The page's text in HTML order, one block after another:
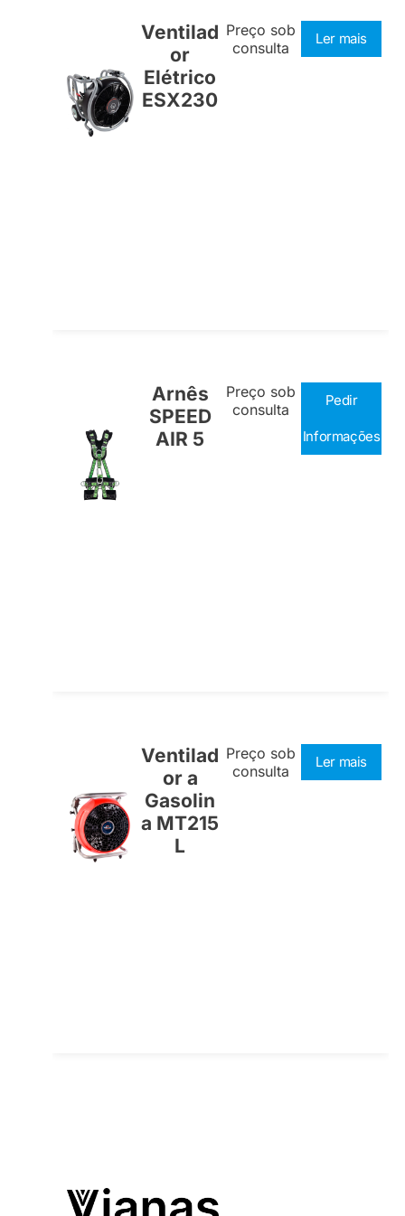
Ventilad
or
Elétrico
ESX230
Preço sob
consulta
Ler mais
Arnês
SPEED
AIR 5
Preço sob
consulta
Pedir
Informações
Ventilad
or a
Gasolin
a MT215
L
Preço sob
consulta
Ler mais